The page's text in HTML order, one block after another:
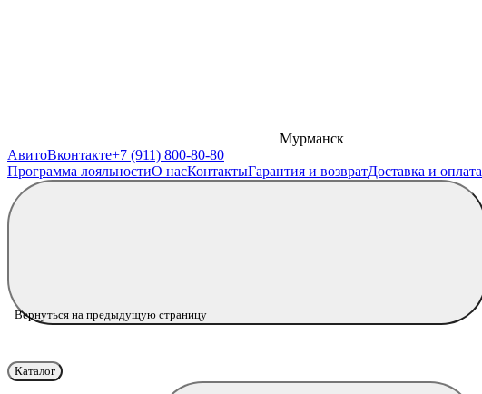
Мурманск
АвитоВконтакте+7 (911) 800-80-80
Программа лояльностиО насКонтактыГарантия и возвратДоставка и оплата
Вернуться на предыдущую страницу
Каталог